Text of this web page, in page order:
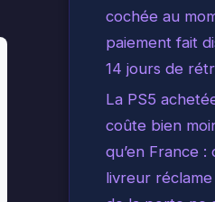
cochée au
paiement fait
14 jours de
La PS5
coûte bien
qu’en France :
livreur